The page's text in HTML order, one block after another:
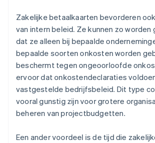
Zakelijke betaalkaarten bevorderen
van intern beleid. Ze kunnen zo
dat ze alleen bij bepaalde
bepaalde soorten onkosten worden
beschermt tegen ongeoorloofde
ervoor dat onkostendeclaraties
vastgestelde bedrijfsbeleid. Dit type
vooral gunstig zijn voor grotere
beheren van projectbudgetten.
Een ander voordeel is de tijd die